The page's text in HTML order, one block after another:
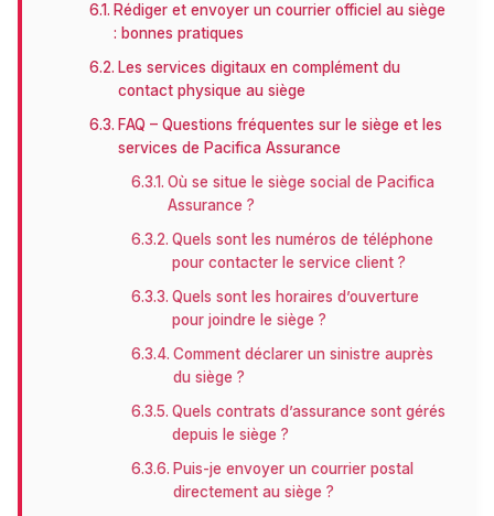
Rédiger et envoyer un courrier officiel au siège
: bonnes pratiques
Les services digitaux en complément du
contact physique au siège
FAQ – Questions fréquentes sur le siège et les
services de Pacifica Assurance
Où se situe le siège social de Pacifica
Assurance ?
Quels sont les numéros de téléphone
pour contacter le service client ?
Quels sont les horaires d’ouverture
pour joindre le siège ?
Comment déclarer un sinistre auprès
du siège ?
Quels contrats d’assurance sont gérés
depuis le siège ?
Puis-je envoyer un courrier postal
directement au siège ?